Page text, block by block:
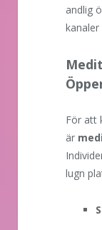
andlig
För att
är
lugn